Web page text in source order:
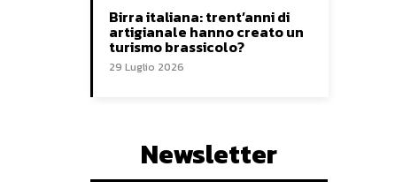
Birra italiana: trent’anni di
artigianale hanno creato un
turismo brassicolo?
29 Luglio 2026
Newsletter